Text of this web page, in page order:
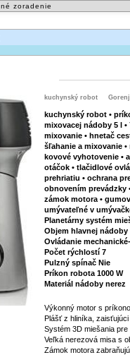
kuchynský robot
kuchynský robot •
mixovacej nádoby 5 l •
mixovanie • hnetač
šľahanie a mixovanie •
kovové vyhotovenie •
otáčok • tlačidlové
prehriatiu • ochrana
obnovením prevádzky
zámok motora •
umývateľné v
Planetárny systém
Objem hlavnej nádoby
Ovládanie
Počet rýchlostí 7
Pulzný spínač Nie
Príkon robota 1000 W
Materiál nádoby nerez
Výkonný motor s
Plášť z hliníka,
Systém 3D miešania
Veľká nerezová misa s
Zámok motora